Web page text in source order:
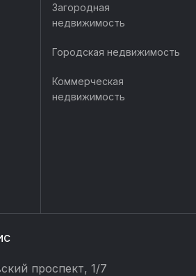
Загородная
недвижимость
Городская недвижимость
Коммерческая
недвижимость
проспект, 1/7